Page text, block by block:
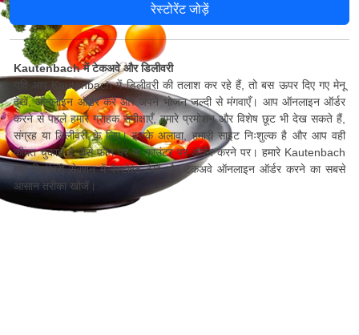
रेस्टोरेंट जोड़ें
Kautenbach में टेकअवे और डिलीवरी
यदि आप Kautenbach में डिलीवरी की तलाश कर रहे हैं, तो बस ऊपर दिए गए मेनू
देखें, ऑनलाइन ऑर्डर करें और अपने भोजन जल्दी से मंगवाएँ। आप ऑनलाइन ऑर्डर
करने से पहले हमारे ग्राहक समीक्षाएँ, हमारे प्रमोशन और विशेष छूट भी देख सकते हैं,
संग्रह या डिलीवरी के लिए। इसके अलावा, हमारी साइट निःशुल्क है और आप वही
कीमत चुकाते हैं जैसे फ़ोन पर या काउंटर पर ऑर्डर करने पर। हमारे Kautenbach
होम डिलीवरी सेक्शन में रेस्टोरेंट देखें और टेकअवे ऑनलाइन ऑर्डर करने का सबसे
आसान तरीका खोजें।